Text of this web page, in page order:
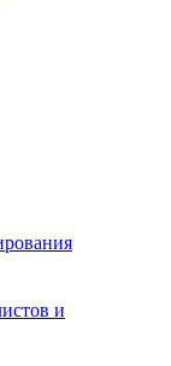
и